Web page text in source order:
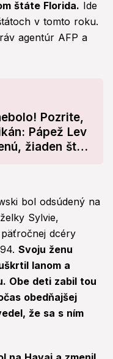
štáte Florida. Ide
v tomto roku.
agentúr AFP a
Pozrite,
Pápež Lev
žiaden štát
bol odsúdený na
Sylvie,
dcéry
Svoju ženu
lanom a
Obe deti zabil tou
obedňajšej
že sa s ním